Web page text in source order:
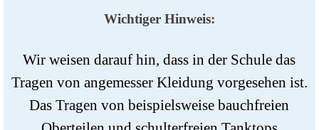
Wichtiger Hinweis:
Wir weisen darauf hin, dass in der Schule das
Tragen von angemesser Kleidung vorgesehen ist.
Das Tragen von beispielsweise bauchfreien